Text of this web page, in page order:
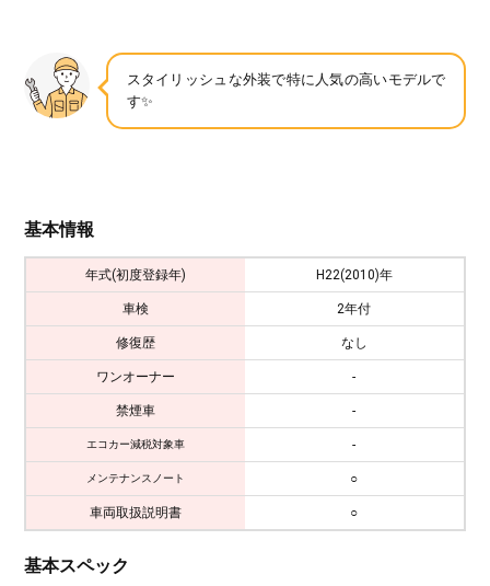
スタイリッシュな外装で特に人気の高いモデルで
す✨
基本情報
年式(初度登録年) H22(2010)年
車検 2年付
修復歴 なし
ワンオーナー -
禁煙車 -
エコカー減税対象車 -
メンテナンスノート ○
車両取扱説明書 ○
基本スペック